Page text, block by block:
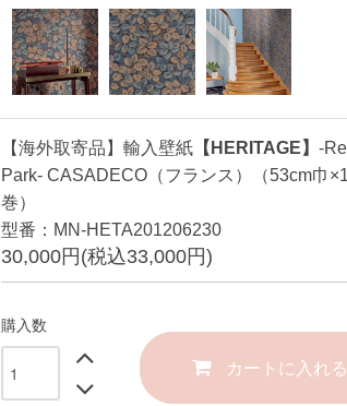
【海外取寄品】輸入壁紙【HERITAGE】 -
Park- CASADECO（フランス）（53cm巾
巻）
型番：MN-HETA201206230
30,000円(税込33,000円)
購入数
カートに入れる